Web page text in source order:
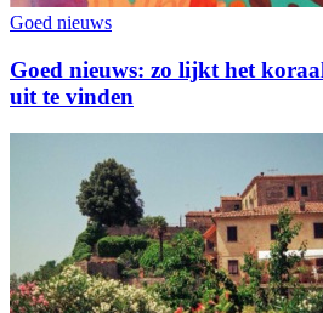
Goed nieuws
Goed nieuws: zo lijkt het
uit te vinden